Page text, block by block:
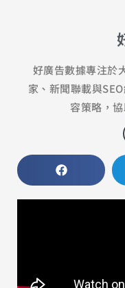
好廣告數據專注於
家、新聞聯載與
容策略，